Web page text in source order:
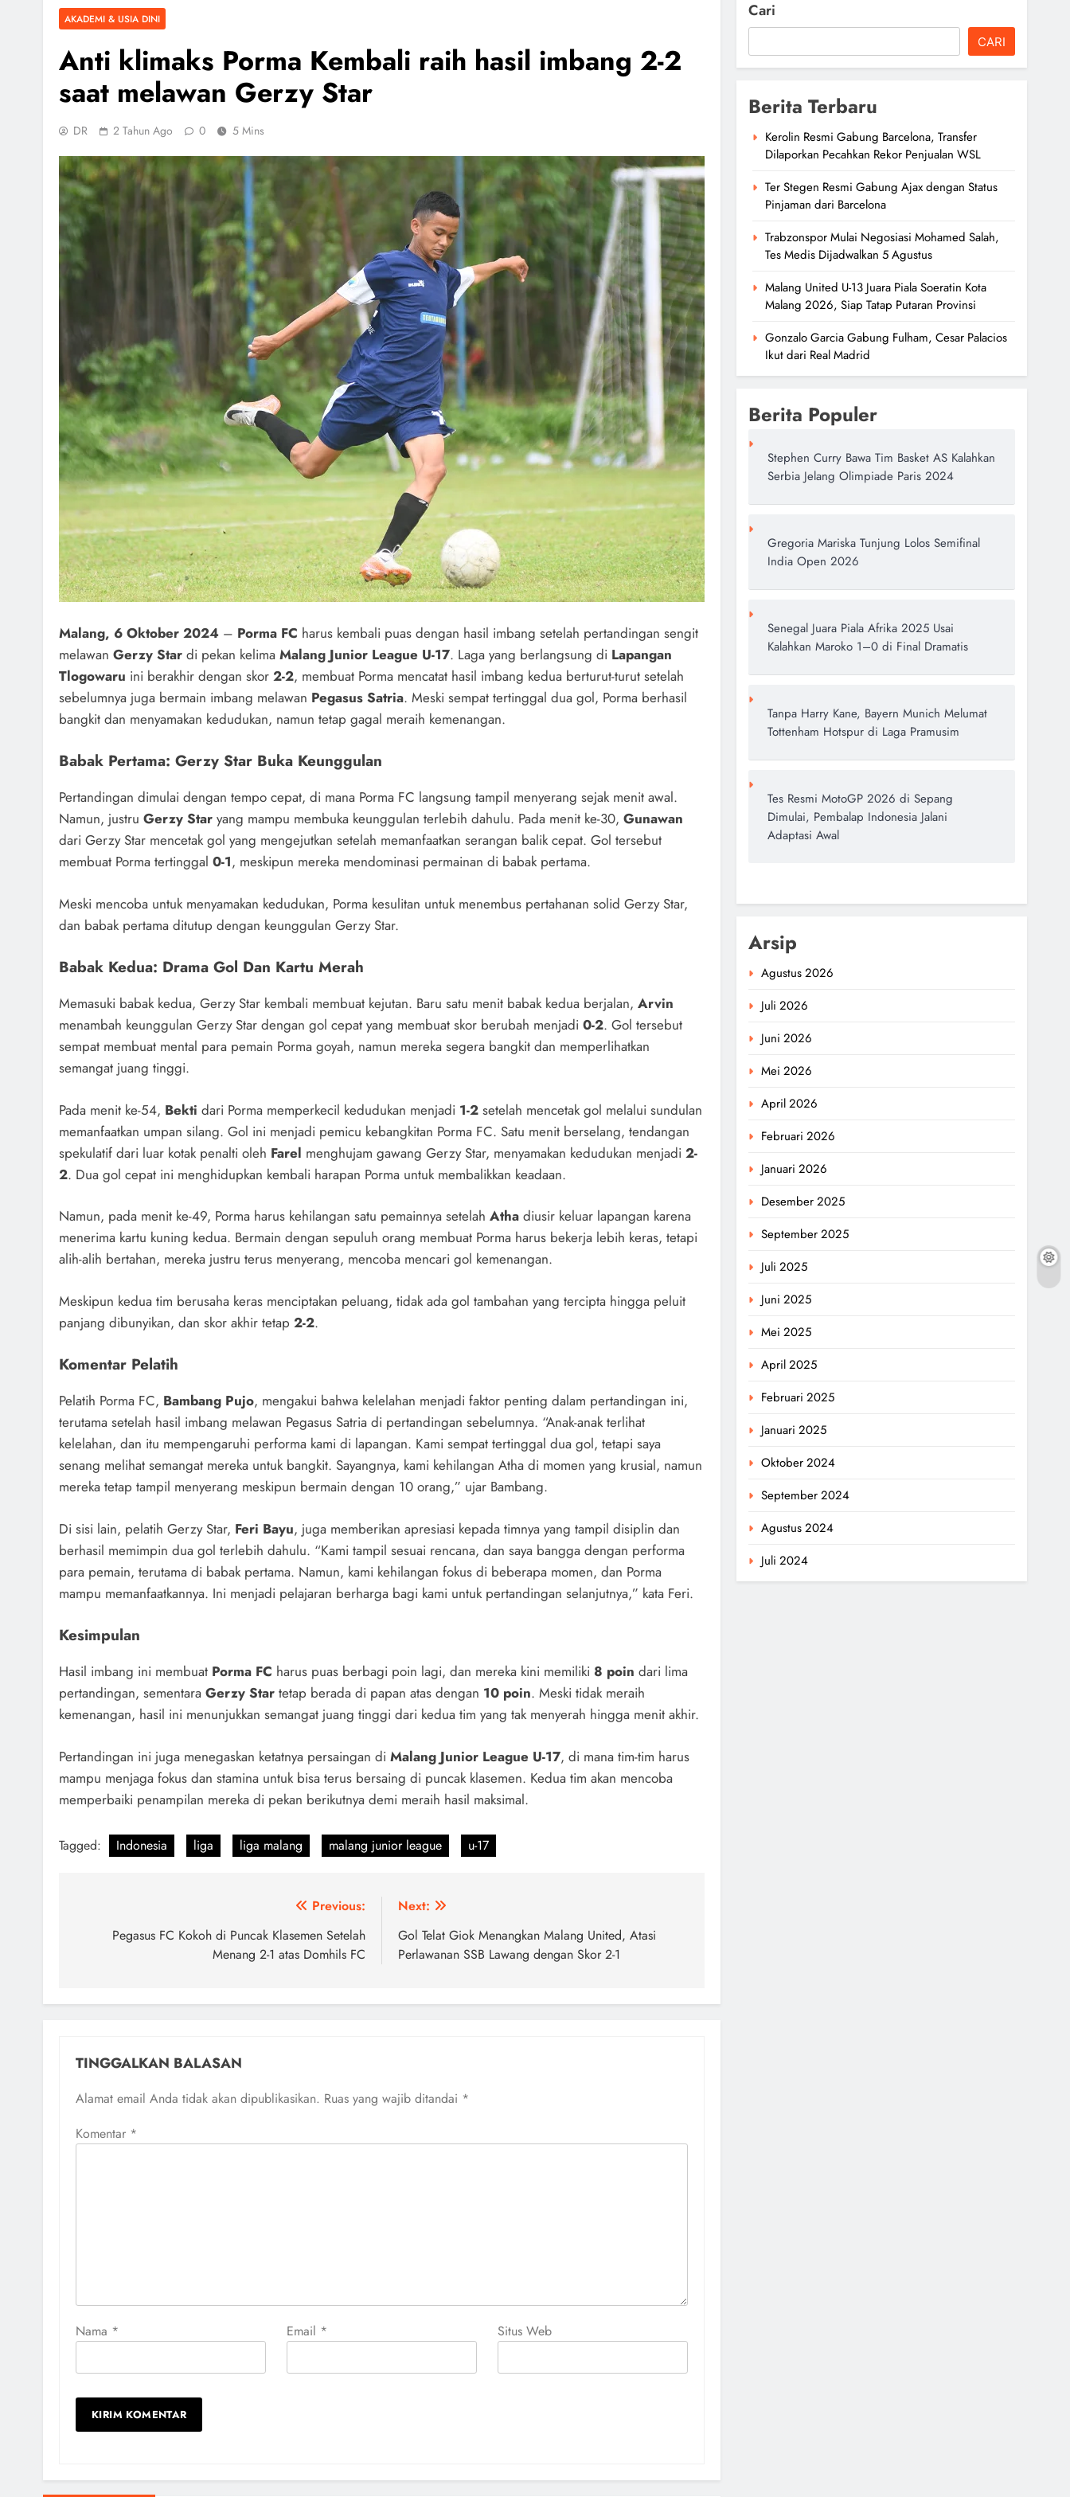
AKADEMI & USIA DINI
Anti klimaks Porma Kembali raih hasil imbang 2-2
saat melawan Gerzy Star
DR 2 Tahun Ago 0 5 Mins
Malang, 6 Oktober 2024 – Porma FC harus kembali puas dengan hasil imbang setelah pertandingan sengit
melawan Gerzy Star di pekan kelima Malang Junior League U-17. Laga yang berlangsung di Lapangan
Tlogowaru ini berakhir dengan skor 2-2, membuat Porma mencatat hasil imbang kedua berturut-turut setelah
sebelumnya juga bermain imbang melawan Pegasus Satria. Meski sempat tertinggal dua gol, Porma berhasil
bangkit dan menyamakan kedudukan, namun tetap gagal meraih kemenangan.
Babak Pertama: Gerzy Star Buka Keunggulan
Pertandingan dimulai dengan tempo cepat, di mana Porma FC langsung tampil menyerang sejak menit awal.
Namun, justru Gerzy Star yang mampu membuka keunggulan terlebih dahulu. Pada menit ke-30, Gunawan
dari Gerzy Star mencetak gol yang mengejutkan setelah memanfaatkan serangan balik cepat. Gol tersebut
membuat Porma tertinggal 0-1, meskipun mereka mendominasi permainan di babak pertama.
Meski mencoba untuk menyamakan kedudukan, Porma kesulitan untuk menembus pertahanan solid Gerzy Star,
dan babak pertama ditutup dengan keunggulan Gerzy Star.
Babak Kedua: Drama Gol Dan Kartu Merah
Memasuki babak kedua, Gerzy Star kembali membuat kejutan. Baru satu menit babak kedua berjalan, Arvin
menambah keunggulan Gerzy Star dengan gol cepat yang membuat skor berubah menjadi 0-2. Gol tersebut
sempat membuat mental para pemain Porma goyah, namun mereka segera bangkit dan memperlihatkan
semangat juang tinggi.
Pada menit ke-54, Bekti dari Porma memperkecil kedudukan menjadi 1-2 setelah mencetak gol melalui sundulan
memanfaatkan umpan silang. Gol ini menjadi pemicu kebangkitan Porma FC. Satu menit berselang, tendangan
spekulatif dari luar kotak penalti oleh Farel menghujam gawang Gerzy Star, menyamakan kedudukan menjadi 2-
2. Dua gol cepat ini menghidupkan kembali harapan Porma untuk membalikkan keadaan.
Namun, pada menit ke-49, Porma harus kehilangan satu pemainnya setelah Atha diusir keluar lapangan karena
menerima kartu kuning kedua. Bermain dengan sepuluh orang membuat Porma harus bekerja lebih keras, tetapi
alih-alih bertahan, mereka justru terus menyerang, mencoba mencari gol kemenangan.
Meskipun kedua tim berusaha keras menciptakan peluang, tidak ada gol tambahan yang tercipta hingga peluit
panjang dibunyikan, dan skor akhir tetap 2-2.
Komentar Pelatih
Pelatih Porma FC, Bambang Pujo, mengakui bahwa kelelahan menjadi faktor penting dalam pertandingan ini,
terutama setelah hasil imbang melawan Pegasus Satria di pertandingan sebelumnya. “Anak-anak terlihat
kelelahan, dan itu mempengaruhi performa kami di lapangan. Kami sempat tertinggal dua gol, tetapi saya
senang melihat semangat mereka untuk bangkit. Sayangnya, kami kehilangan Atha di momen yang krusial, namun
mereka tetap tampil menyerang meskipun bermain dengan 10 orang,” ujar Bambang.
Di sisi lain, pelatih Gerzy Star, Feri Bayu, juga memberikan apresiasi kepada timnya yang tampil disiplin dan
berhasil memimpin dua gol terlebih dahulu. “Kami tampil sesuai rencana, dan saya bangga dengan performa
para pemain, terutama di babak pertama. Namun, kami kehilangan fokus di beberapa momen, dan Porma
mampu memanfaatkannya. Ini menjadi pelajaran berharga bagi kami untuk pertandingan selanjutnya,” kata Feri.
Kesimpulan
Hasil imbang ini membuat Porma FC harus puas berbagi poin lagi, dan mereka kini memiliki 8 poin dari lima
pertandingan, sementara Gerzy Star tetap berada di papan atas dengan 10 poin. Meski tidak meraih
kemenangan, hasil ini menunjukkan semangat juang tinggi dari kedua tim yang tak menyerah hingga menit akhir.
Pertandingan ini juga menegaskan ketatnya persaingan di Malang Junior League U-17, di mana tim-tim harus
mampu menjaga fokus dan stamina untuk bisa terus bersaing di puncak klasemen. Kedua tim akan mencoba
memperbaiki penampilan mereka di pekan berikutnya demi meraih hasil maksimal.
Tagged: Indonesia liga liga malang malang junior league u-17
Previous:
Pegasus FC Kokoh di Puncak Klasemen Setelah
Menang 2-1 atas Domhils FC
Next:
Gol Telat Giok Menangkan Malang United, Atasi
Perlawanan SSB Lawang dengan Skor 2-1
TINGGALKAN BALASAN
Alamat email Anda tidak akan dipublikasikan. Ruas yang wajib ditandai *
Komentar *
Nama * Email * Situs Web
Cari
CARI
Berita Terbaru
Kerolin Resmi Gabung Barcelona, Transfer
Dilaporkan Pecahkan Rekor Penjualan WSL
Ter Stegen Resmi Gabung Ajax dengan Status
Pinjaman dari Barcelona
Trabzonspor Mulai Negosiasi Mohamed Salah,
Tes Medis Dijadwalkan 5 Agustus
Malang United U-13 Juara Piala Soeratin Kota
Malang 2026, Siap Tatap Putaran Provinsi
Gonzalo Garcia Gabung Fulham, Cesar Palacios
Ikut dari Real Madrid
Berita Populer
Stephen Curry Bawa Tim Basket AS Kalahkan
Serbia Jelang Olimpiade Paris 2024
Gregoria Mariska Tunjung Lolos Semifinal
India Open 2026
Senegal Juara Piala Afrika 2025 Usai
Kalahkan Maroko 1–0 di Final Dramatis
Tanpa Harry Kane, Bayern Munich Melumat
Tottenham Hotspur di Laga Pramusim
Tes Resmi MotoGP 2026 di Sepang
Dimulai, Pembalap Indonesia Jalani
Adaptasi Awal
Arsip
Agustus 2026
Juli 2026
Juni 2026
Mei 2026
April 2026
Februari 2026
Januari 2026
Desember 2025
September 2025
Juli 2025
Juni 2025
Mei 2025
April 2025
Februari 2025
Januari 2025
Oktober 2024
September 2024
Agustus 2024
Juli 2024